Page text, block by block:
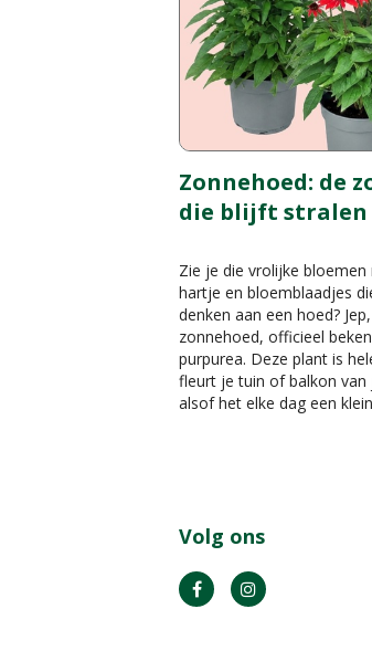
Zonnehoed: de
die blijft stralen
Zie je die vrolijke
hartje en bloemblaadjes
denken aan een hoed?
zonnehoed, officieel
purpurea. Deze plant is
fleurt je tuin of balkon
alsof het elke dag een
Volg ons